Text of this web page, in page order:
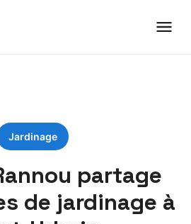
Jardinage
partage
de jardinage à